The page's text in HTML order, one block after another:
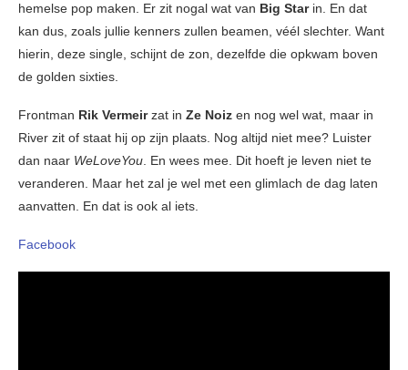
hemelse pop maken. Er zit nogal wat van Big Starin. En dat
kan dus, zoals jullie kenners zullen beamen, véél slechter. Want
hierin, deze single, schijnt de zon, dezelfde die opkwam boven
de golden sixties.
Frontman Rik Vermeirzat in Ze Noiz en nog wel wat, maar in
River zit of staat hij op zijn plaats. Nog altijd niet mee? Luister
dan naar WeLoveYou . En wees mee. Dit hoeft je leven niet te
veranderen. Maar het zal je wel met een glimlach de dag laten
aanvatten. En dat is ook al iets.
Facebook